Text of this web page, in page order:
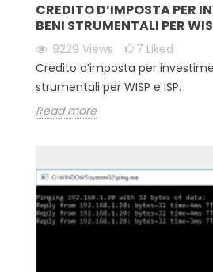
CREDITO D’IMPOSTA PER
BENI STRUMENTALI PER
9229 Views 7 Liked
Credito d’imposta per
strumentali per WISP e ISP.
Read more